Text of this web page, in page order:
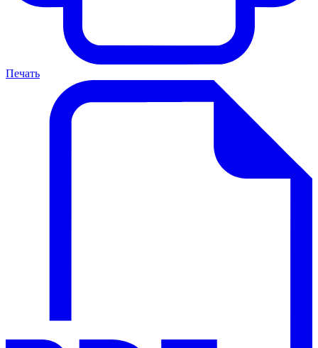
Печать